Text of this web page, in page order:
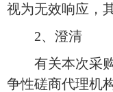
视为无效响应，
2、澄清
有关本次采
争性磋商代理机